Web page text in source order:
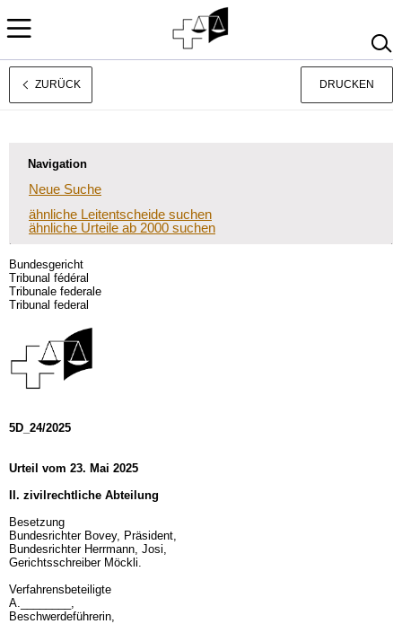
Français
ZURÜCK DRUCKEN
Navigation
Neue Suche
ähnliche Leitentscheide suchen
ähnliche Urteile ab 2000 suchen
Bundesgericht
Tribunal fédéral
Tribunale federale
Tribunal federal
5D_24/2025
Urteil vom 23. Mai 2025
II. zivilrechtliche Abteilung
Besetzung
Bundesrichter Bovey, Präsident,
Bundesrichter Herrmann, Josi,
Gerichtsschreiber Möckli.
Verfahrensbeteiligte
A.________,
Beschwerdeführerin,